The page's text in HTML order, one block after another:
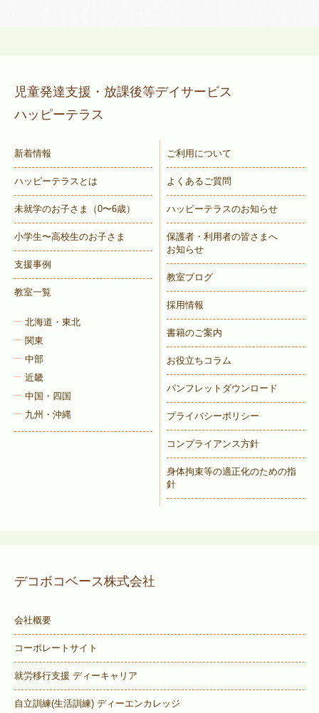
児童発達支援・放課後等デイサービス
ハッピーテラス
新着情報
ハッピーテラスとは
未就学のお子さま （0〜6歳）
小学生〜高校生のお子さま
支援事例
教室一覧
北海道・東北
関東
中部
近畿
中国・四国
九州・沖縄
ご利用について
よくあるご質問
ハッピーテラスのお知らせ
保護者・利用者の皆さまへ
お知らせ
教室ブログ
採用情報
書籍のご案内
お役立ちコラム
パンフレットダウンロード
プライバシーポリシー
コンプライアンス方針
身体拘束等の適正化のための指
針
デコボコベース株式会社
会社概要
コーポレートサイト
就労移行支援 ディーキャリア
自立訓練(生活訓練) ディーエンカレッジ